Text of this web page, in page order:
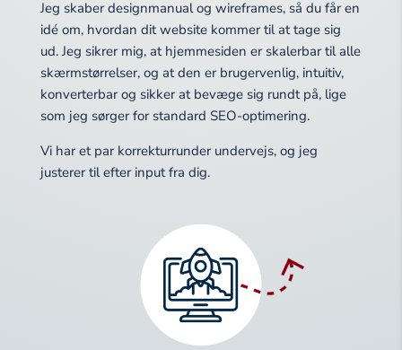
Jeg skaber designmanual og wireframes, så du får en
idé om, hvordan dit website kommer til at tage sig
ud. Jeg sikrer mig, at hjemmesiden er skalerbar til alle
skærmstørrelser, og at den er brugervenlig, intuitiv,
konverterbar og sikker at bevæge sig rundt på, lige
som jeg sørger for standard SEO-optimering.
Vi har et par korrekturrunder undervejs, og jeg
justerer til efter input fra dig.